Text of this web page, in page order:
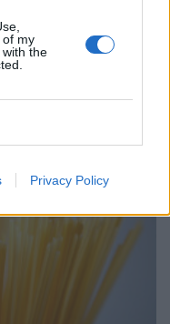
of my
the
Privacy Policy
του